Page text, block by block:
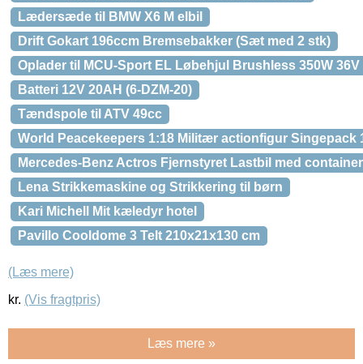
Lædersæde til BMW X6 M elbil
Drift Gokart 196ccm Bremsebakker (Sæt med 2 stk)
Oplader til MCU-Sport EL Løbehjul Brushless 350W 36V
Batteri 12V 20AH (6-DZM-20)
Tændspole til ATV 49cc
World Peacekeepers 1:18 Militær actionfigur Singepack
Mercedes-Benz Actros Fjernstyret Lastbil med
Lena Strikkemaskine og Strikkering til børn
Kari Michell Mit kæledyr hotel
Pavillo Cooldome 3 Telt 210x21x130 cm
(Læs mere)
kr. (Vis fragtpris)
Læs mere »